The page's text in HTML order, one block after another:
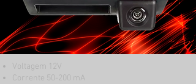
Voltagem 12V
Corrente 50-200 mA